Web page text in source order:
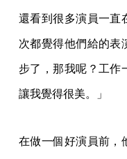
還看到很多演員一直
次都覺得他們給的表
步了，那我呢？工作
讓我覺得很美。」
在做一個好演員前，